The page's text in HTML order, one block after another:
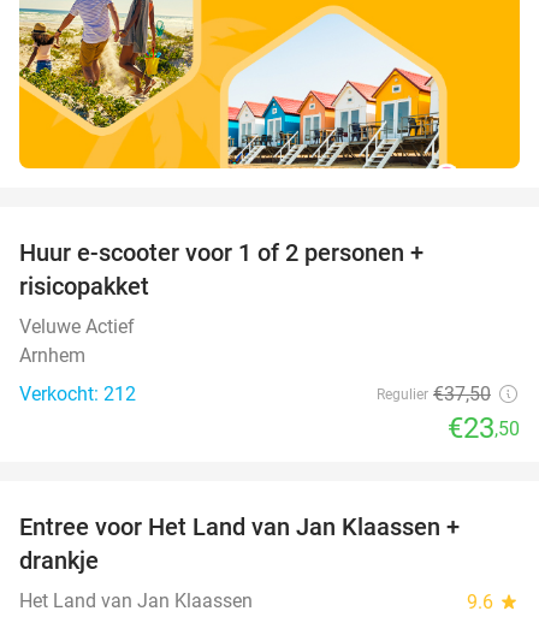
Huur e-scooter voor 1 of 2 personen +
risicopakket
Veluwe Actief
Arnhem
Verkocht: 212
Regulier €37,50
€23,50
Entree voor Het Land van Jan Klaassen +
drankje
Het Land van Jan Klaassen 9.6 star